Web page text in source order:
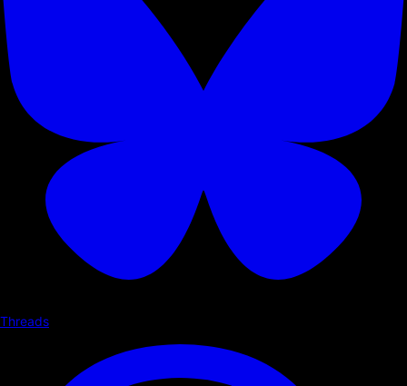
Threads